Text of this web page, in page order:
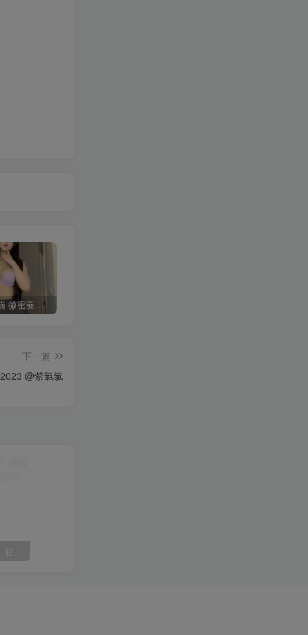
多肉小野猫 微密圈合集[持续更新]
下一篇
@紫氯氯